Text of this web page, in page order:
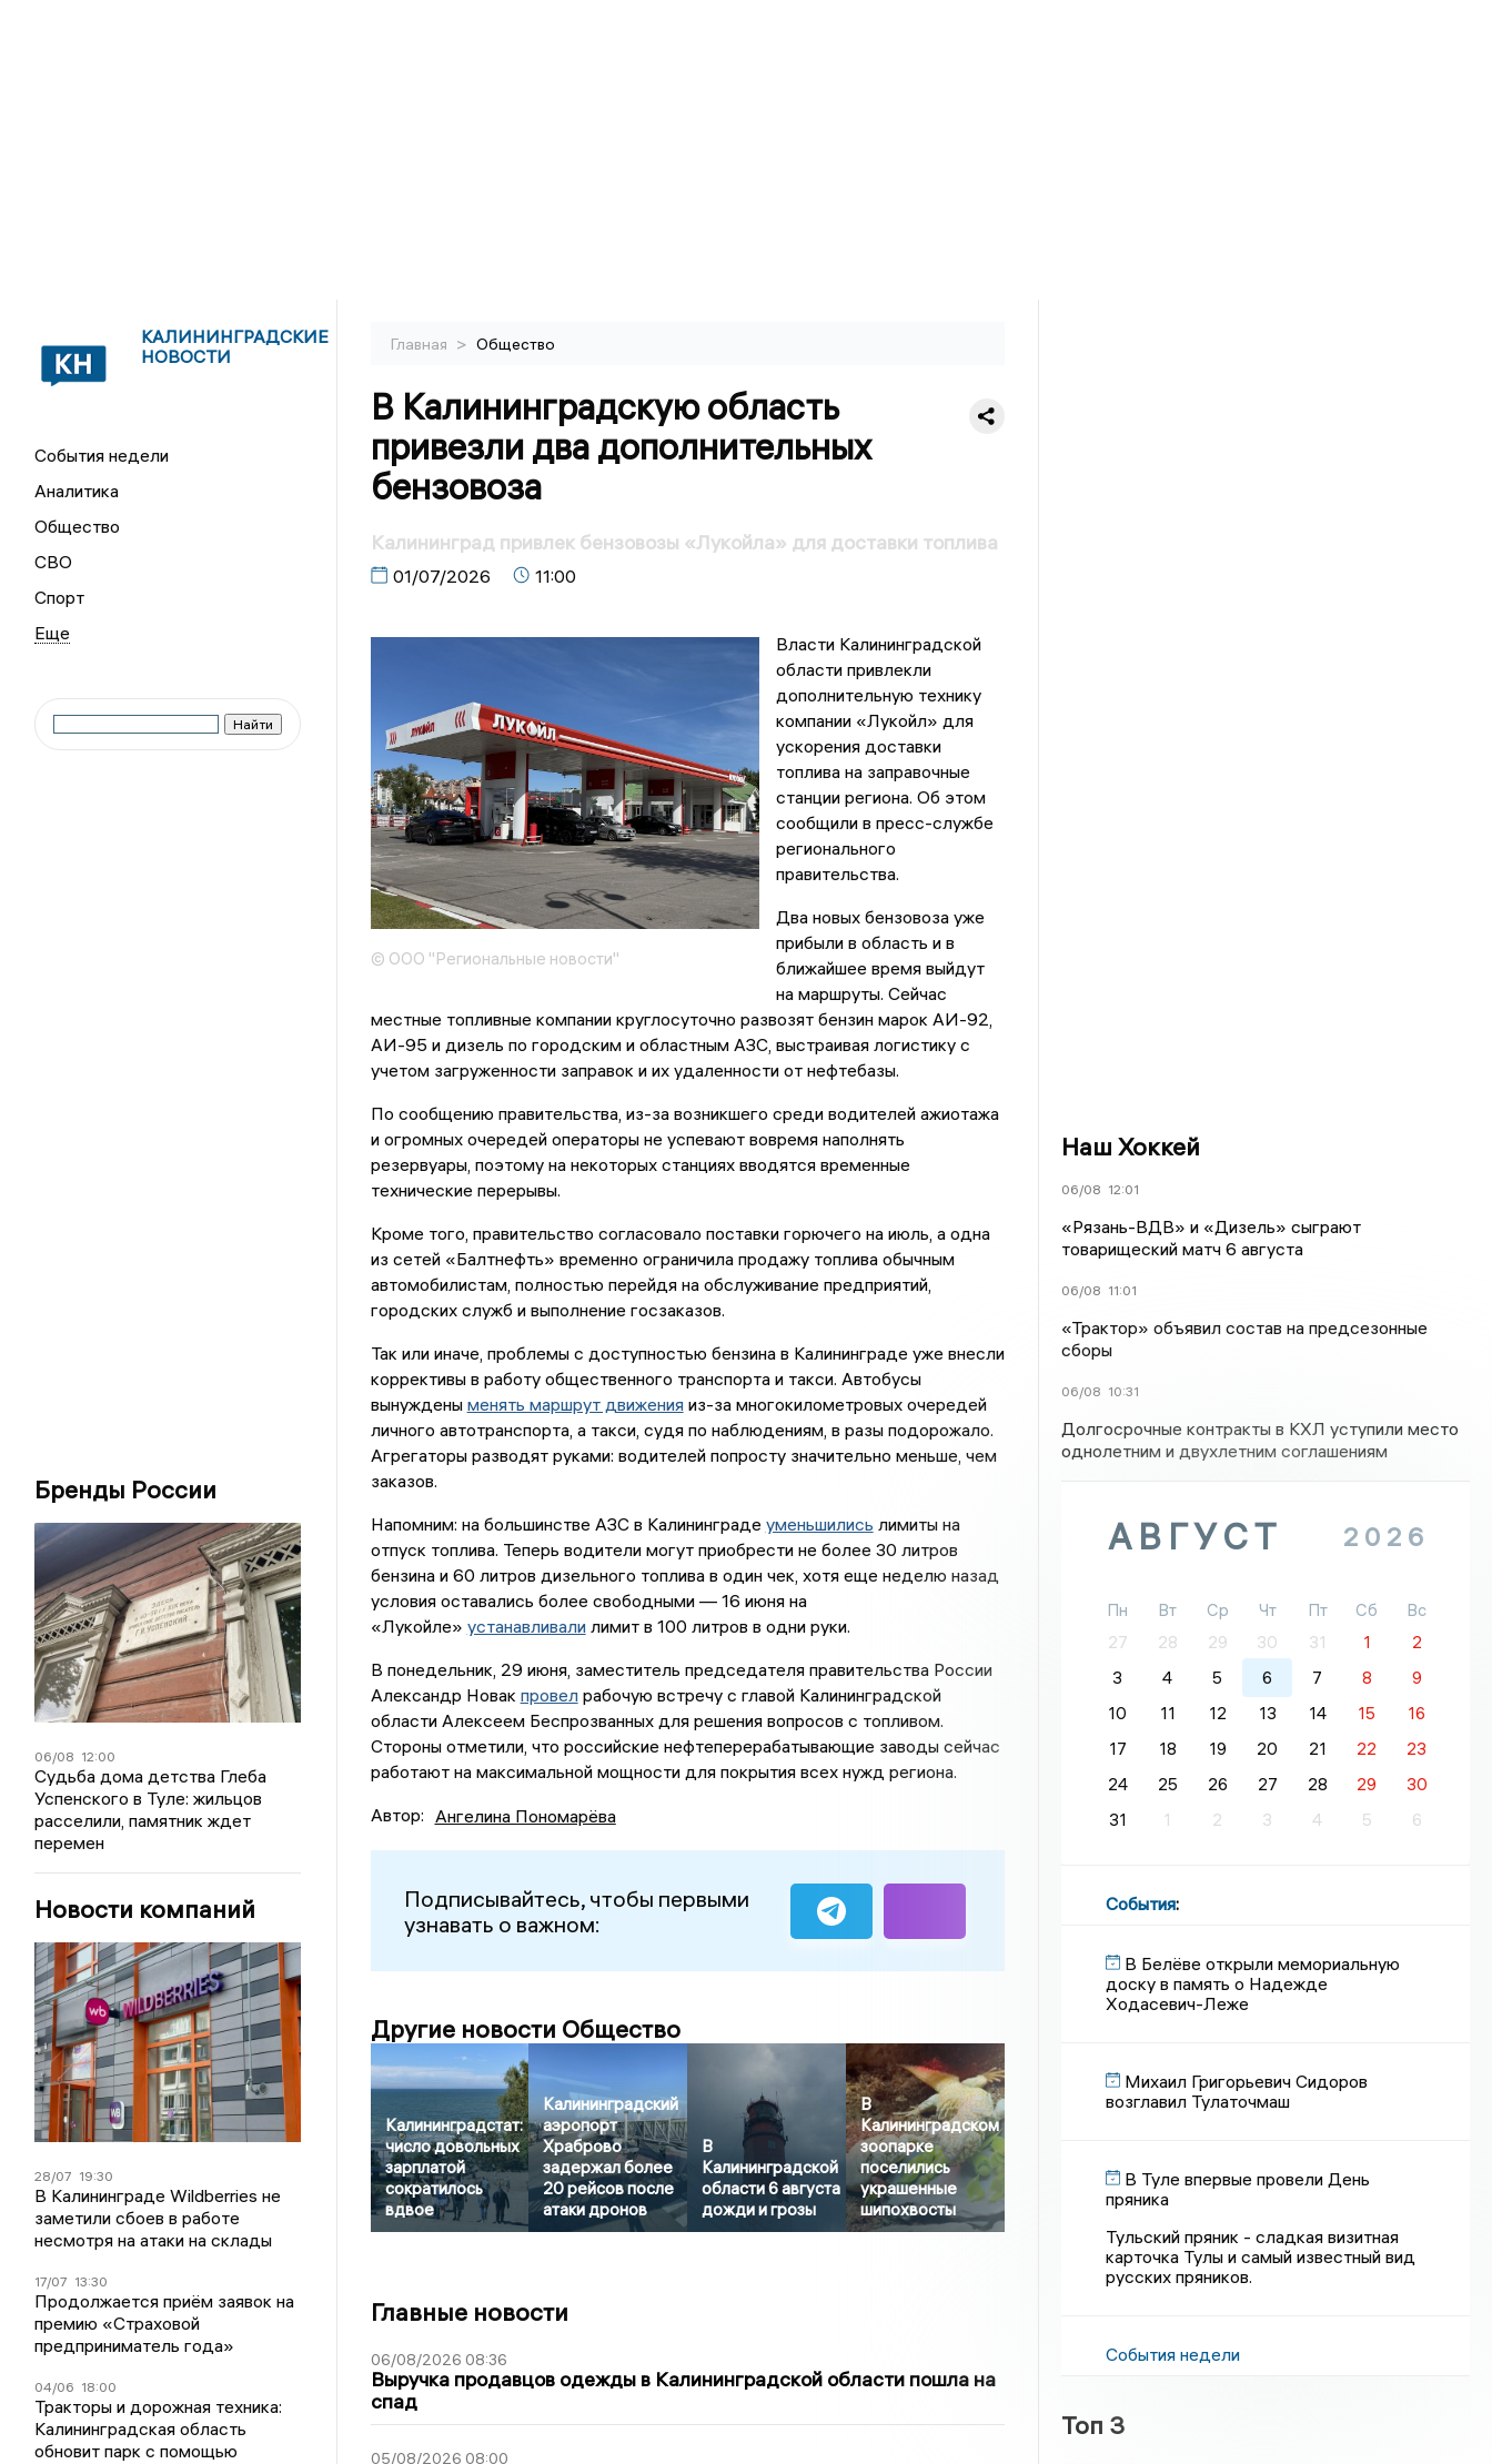
КАЛИНИНГРАДСКИЕ
НОВОСТИ
События недели
Аналитика
Общество
СВО
Спорт
Бренды России
06/08 12:00
Судьба дома детства Глеба
Успенского в Туле: жильцов
расселили, памятник ждет
перемен
Новости компаний
28/07 19:30
В Калининграде Wildberries не
заметили сбоев в работе
несмотря на атаки на склады
17/07 13:30
Продолжается приём заявок на
премию «Страховой
предприниматель года»
04/06 18:00
Тракторы и дорожная техника:
Калининградская область
обновит парк с помощью
Главная > Общество
В Калининградскую область
привезли два дополнительных
бензовоза
Калининград привлек бензовозы «Лукойла» для доставки топлива
01/07/2026 11:00
© ООО "Региональные новости"
Власти Калининградской
области привлекли
дополнительную технику
компании «Лукойл» для
ускорения доставки
топлива на заправочные
станции региона. Об этом
сообщили в пресс-службе
регионального
правительства.
Два новых бензовоза уже
прибыли в область и в
ближайшее время выйдут
на маршруты. Сейчас
местные топливные компании круглосуточно развозят бензин марок АИ-92,
АИ-95 и дизель по городским и областным АЗС, выстраивая логистику с
учетом загруженности заправок и их удаленности от нефтебазы.
По сообщению правительства, из-за возникшего среди водителей ажиотажа
и огромных очередей операторы не успевают вовремя наполнять
резервуары, поэтому на некоторых станциях вводятся временные
технические перерывы.
Кроме того, правительство согласовало поставки горючего на июль, а одна
из сетей «Балтнефть» временно ограничила продажу топлива обычным
автомобилистам, полностью перейдя на обслуживание предприятий,
городских служб и выполнение госзаказов.
Так или иначе, проблемы с доступностью бензина в Калининграде уже внесли
коррективы в работу общественного транспорта и такси. Автобусы
вынуждены менять маршрут движенияиз-за многокилометровых очередей
личного автотранспорта, а такси, судя по наблюдениям, в разы подорожало.
Агрегаторы разводят руками: водителей попросту значительно меньше, чем
заказов.
Напомним: на большинстве АЗС в Калининграде уменьшились лимиты на
отпуск топлива. Теперь водители могут приобрести не более 30 литров
бензина и 60 литров дизельного топлива в один чек, хотя еще неделю назад
условия оставались более свободными — 16 июня на
«Лукойле» устанавливалилимит в 100 литров в одни руки.
В понедельник, 29 июня, заместитель председателя правительства России
Александр Новак провелрабочую встречу с главой Калининградской
области Алексеем Беспрозванных для решения вопросов с топливом.
Стороны отметили, что российские нефтеперерабатывающие заводы сейчас
работают на максимальной мощности для покрытия всех нужд региона.
Автор: Ангелина Пономарёва
Подписывайтесь, чтобы первыми
узнавать о важном:
Другие новости Общество
Калининградстат:
число довольных
зарплатой
сократилось
вдвое
Калининградский
аэропорт
Храброво
задержал более
20 рейсов после
атаки дронов
В
Калининградской
области 6 августа
дожди и грозы
В
Калининградском
зоопарке
поселились
украшенные
шипохвосты
Главные новости
06/08/2026 08:36
Выручка продавцов одежды в Калининградской области пошла на
спад
05/08/2026 08:00
Наш Хоккей
06/08 12:01
«Рязань-ВДВ» и «Дизель» сыграют
товарищеский матч 6 августа
06/08 11:01
«Трактор» объявил состав на предсезонные
сборы
06/08 10:31
Долгосрочные контракты в КХЛ уступили место
однолетним и двухлетним соглашениям
АВГУСТ 2026
Пн Вт Ср Чт Пт Сб
Вс
27
28 29 30 31 1
2
3
4 5 6 7 8
9
10
11 12 13 14 15
16
17
18 19 20 21 22
23
24
25 26 27 28 29
30
31
1 2 3 4 5 6
События:
В Белёве открыли мемориальную
доску в память о Надежде
Ходасевич-Леже
Михаил Григорьевич Сидоров
возглавил Тулаточмаш
В Туле впервые провели День
пряника
Тульский пряник - сладкая визитная
карточка Тулы и самый известный вид
русских пряников.
События недели
Топ 3